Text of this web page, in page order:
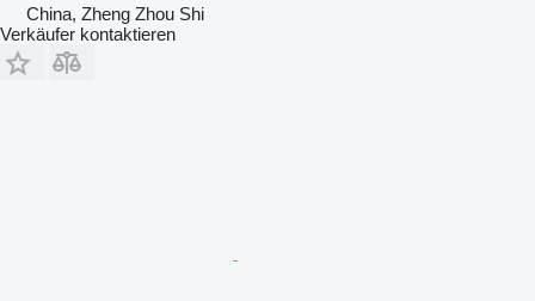
China, Zheng Zhou Shi
Verkäufer kontaktieren